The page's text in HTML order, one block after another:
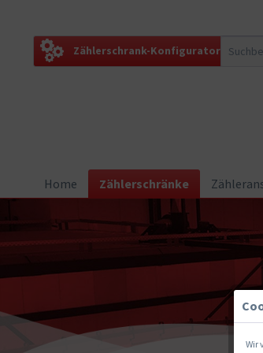
Zählerschrank-Konfigurator
Home Zählerschränke
Wir